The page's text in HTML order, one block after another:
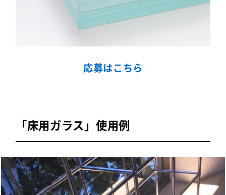
応募はこちら
「床用ガラス」使用例